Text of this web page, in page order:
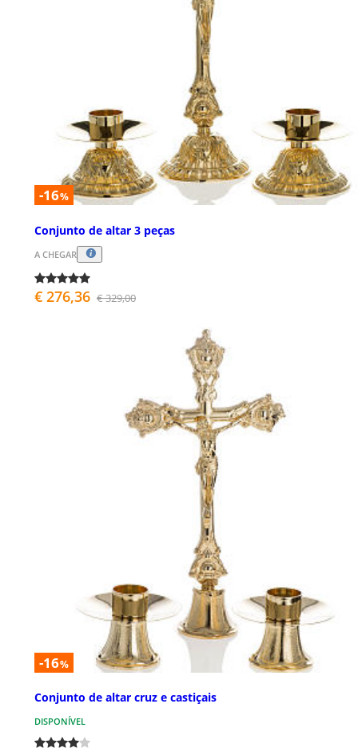
-16%
Conjunto de altar 3 peças
A CHEGAR
€ 276,36 € 329,00
-16%
Conjunto de altar cruz e castiçais
DISPONÍVEL